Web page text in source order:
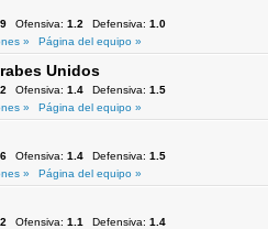
Ofensiva: 1.2 Defensiva: 1.0
»
Página del equipo »
Unidos
Ofensiva: 1.4 Defensiva: 1.5
»
Página del equipo »
Ofensiva: 1.4 Defensiva: 1.5
»
Página del equipo »
Ofensiva: 1.1 Defensiva: 1.4